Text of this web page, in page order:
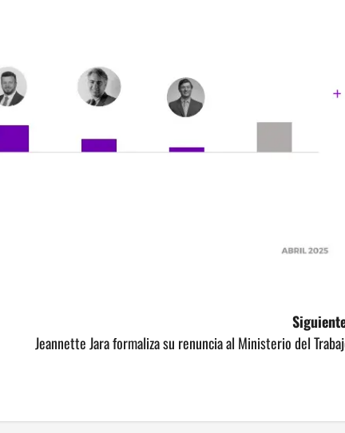
Jeannette Jara formaliza su renuncia al Ministerio del